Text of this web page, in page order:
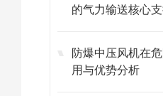
的气力输送核心
防爆中压风机在
用与优势分析